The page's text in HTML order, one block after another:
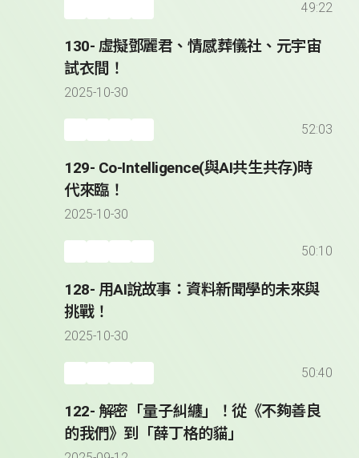
49:22
130- 虛擬鄧麗君、情感葬儀社、元宇宙
試衣間！
2025-10-30
52:03
129- Co-Intelligence(與AI共生共存)時
代來臨！
2025-10-30
50:10
128- 用AI說故事：資料新聞學的未來與
挑戰！
2025-10-30
50:40
122- 解密「量子糾纏」！從《不夠善良
的我們》到「薛丁格的貓」